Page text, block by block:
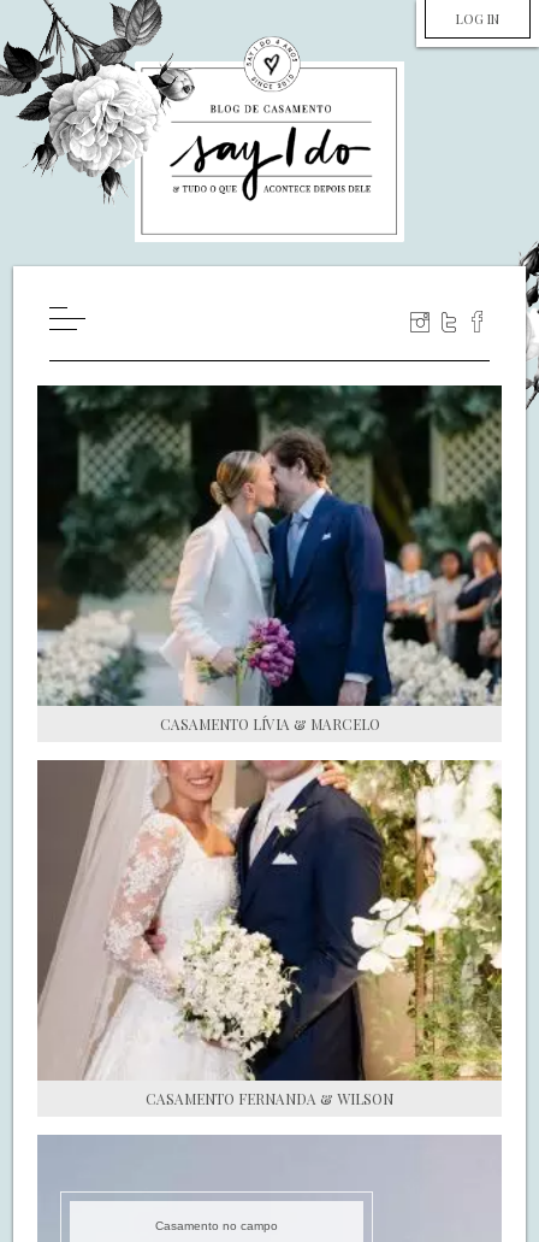
LOG IN
WILL YOU MARRY ME?
LUA DE MEL
COZINHA
DECORAÇÃO
DE NOIVA PRA NOIVA
S.O.S CASADAS
FALE COM O SAY I DO
CASAMENTO LÍVIA & MARCELO
CASAMENTO FERNANDA & WILSON
Casamento no campo